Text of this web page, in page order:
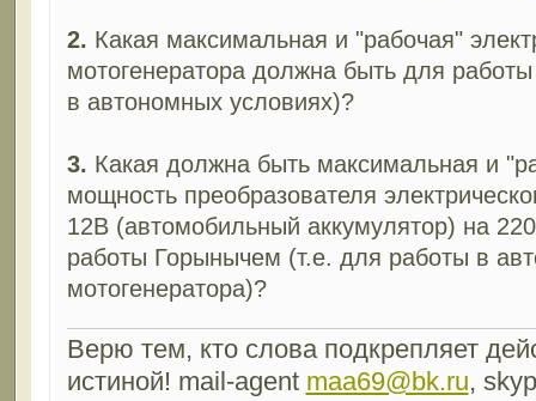
2. Какая максимальная и "рабочая"
мотогенератора должна быть для
в автономных условиях)?
3. Какая должна быть максимальная и
мощность преобразователя
12В (автомобильный аккумулятор) на
работы Горынычем (т.е. для работы в
мотогенератора)?
Верю тем, кто слова подкрепляет
истиной! mail-agent maa69@bk.ru,